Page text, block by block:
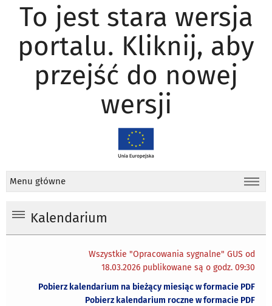
To jest stara wersja
portalu. Kliknij, aby
przejść do nowej
wersji
Menu główne
Kalendarium
Wszystkie "Opracowania sygnalne" GUS od
18.03.2026 publikowane są o godz. 09:30
Pobierz kalendarium na bieżący miesiąc w formacie PDF
Pobierz kalendarium roczne w formacie PDF